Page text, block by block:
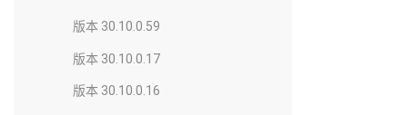
版本 30.10.0.59
版本 30.10.0.17
版本 30.10.0.16